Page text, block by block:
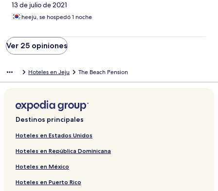
13 de julio de 2021
heeju, se hospedó 1 noche
Ver 25 opiniones
Hoteles en Jeju The Beach Pension
Destinos principales
Hoteles en Estados Unidos
Hoteles en República Dominicana
Hoteles en México
Hoteles en Puerto Rico